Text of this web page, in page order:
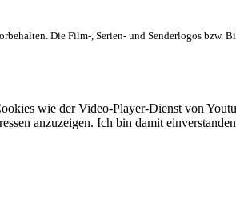
Die Film-, Serien- und Senderlogos bzw.
wie der Video-Player-Dienst von
anzuzeigen. Ich bin damit